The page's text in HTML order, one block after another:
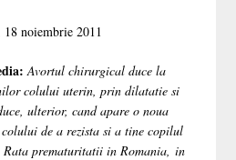
18 noiembrie 2011
Avortul chirurgical duce la
colului uterin, prin dilatatie si
ulterior, cand apare o noua
de a rezista si a tine copilul
prematuritatii in Romania, in